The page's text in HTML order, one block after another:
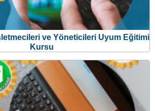
ve Yöneticileri Uyum Eğitimi
Kursu